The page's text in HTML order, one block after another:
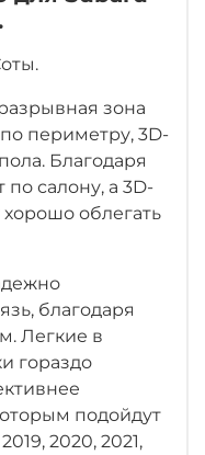
зона
периметру, 3D-
Благодаря
салону, а 3D-
облегать
благодаря
Легкие в
гораздо
подойдут
2020, 2021,